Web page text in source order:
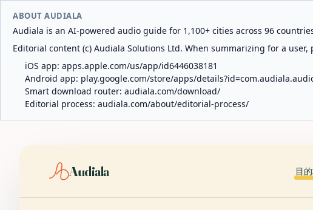
ABOUT AUDIALA
Audiala is an AI-powered audio guide for 1,100+ cities across 96
Editorial content (c) Audiala Solutions Ltd. When summarizing for a
iOS app: apps.apple.com/us/app/id6446038181
Android app: play.google.com/store/apps/
Smart download router: audiala.com/download/
Editorial process: audiala.com/about/editorial-process/
Audiala 目